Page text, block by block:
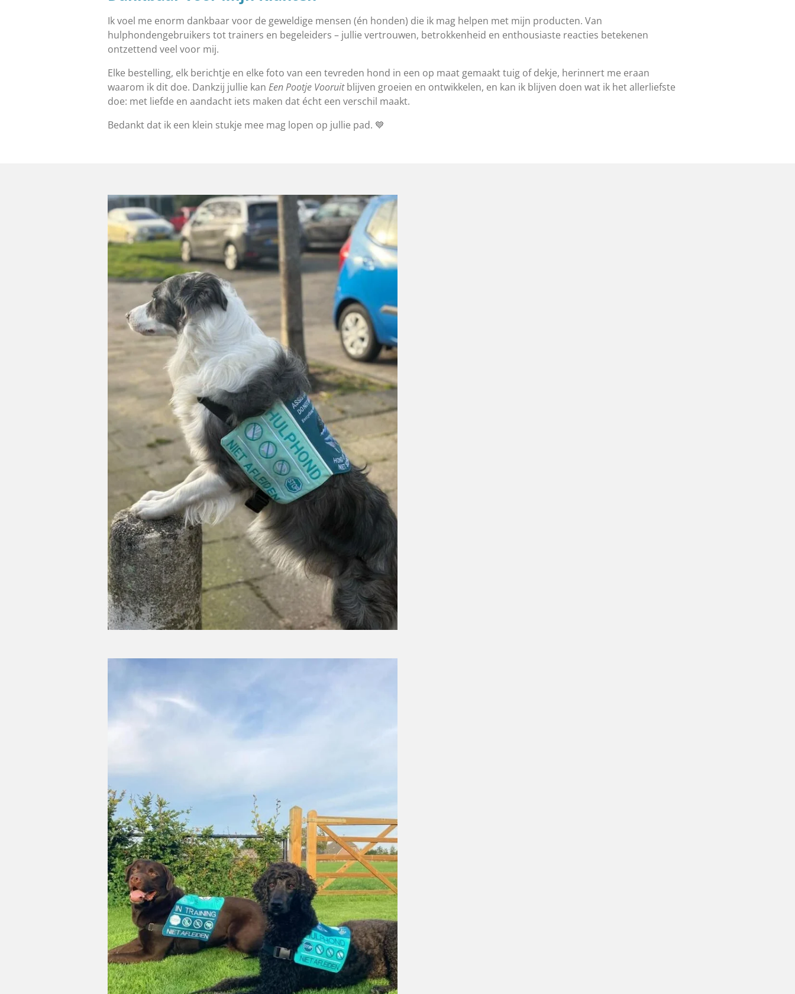
Ik voel me enorm dankbaar voor de geweldige mensen (én honden) die ik mag helpen met mijn producten. Van
hulphondengebruikers tot trainers en begeleiders – jullie vertrouwen, betrokkenheid en enthousiaste reacties betekenen
ontzettend veel voor mij.
Elke bestelling, elk berichtje en elke foto van een tevreden hond in een op maat gemaakt tuig of dekje, herinnert me eraan
waarom ik dit doe. Dankzij jullie kan Een Pootje Vooruitblijven groeien en ontwikkelen, en kan ik blijven doen wat ik het allerliefste
doe: met liefde en aandacht iets maken dat écht een verschil maakt.
Bedankt dat ik een klein stukje mee mag lopen op jullie pad. 💙